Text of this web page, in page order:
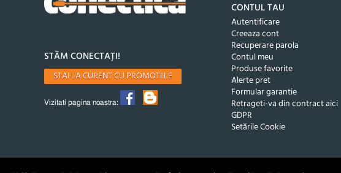
STĂM CONECTAȚI!
STAI LA CURENT CU PROMOTIILE
Vizitati pagina noastra:
CONTUL TAU
Autentificare
Creeaza cont
Recuperare parola
Contul meu
Produse favorite
Alerte pret
Formular garantie
Retrageti-va din contract aici
GDPR
Setările Cookie